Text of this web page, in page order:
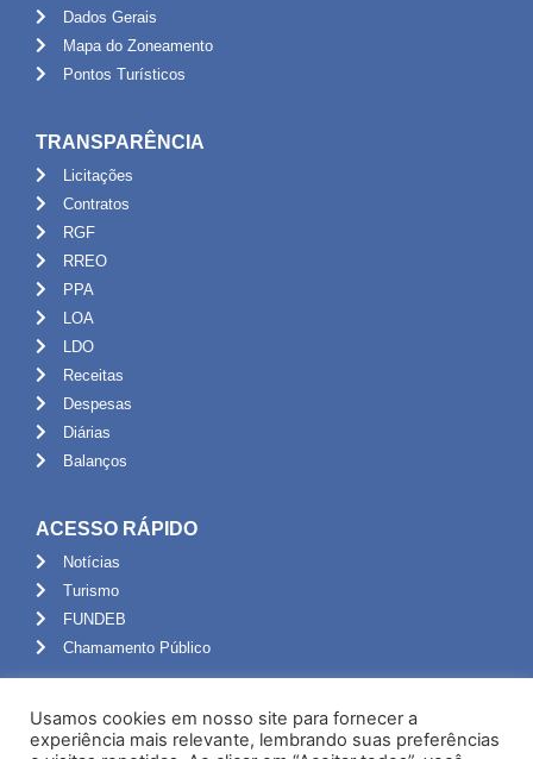
Dados Gerais
Mapa do Zoneamento
Pontos Turísticos
TRANSPARÊNCIA
Licitações
Contratos
RGF
RREO
PPA
LOA
LDO
Receitas
Despesas
Diárias
Balanços
ACESSO RÁPIDO
Notícias
Turismo
FUNDEB
Chamamento Público
Portal do Servidor
Usamos cookies em nosso site para fornecer a
experiência mais relevante, lembrando suas preferências